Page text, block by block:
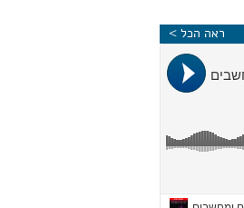
ראה הכל >